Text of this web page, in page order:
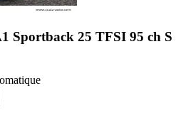
Sportback 25 TFSI 95 ch S